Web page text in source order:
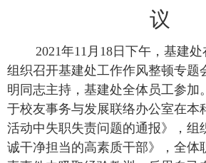
议
2021年11 月 18 日下午，基建
组织召开基建处工作作风整顿专题
明同志主持，基建处全体员工参加
于校友事务与发展联络办公室在本
活动中失职失责问题的通报》，组
诚干净担当的高素质干部》，全体